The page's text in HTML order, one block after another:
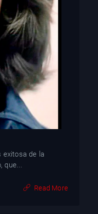
exitosa de la
que...
Read More